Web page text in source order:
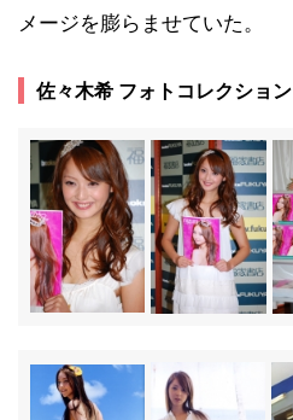
メージを膨らませていた。
佐々木希 フォトコレクション